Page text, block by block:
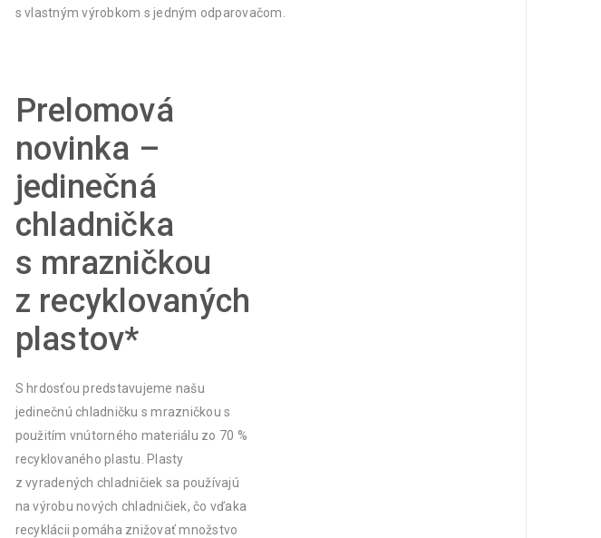
s vlastným výrobkom s jedným odparovačom.
Prelomová
novinka –
jedinečná
chladnička
s mrazničkou
z recyklovaných
plastov*
S hrdosťou predstavujeme našu
jedinečnú chladničku s mrazničkou s
použitím vnútorného materiálu zo 70 %
recyklovaného plastu. Plasty
z vyradených chladničiek sa používajú
na výrobu nových chladničiek, čo vďaka
recyklácii pomáha znižovať množstvo